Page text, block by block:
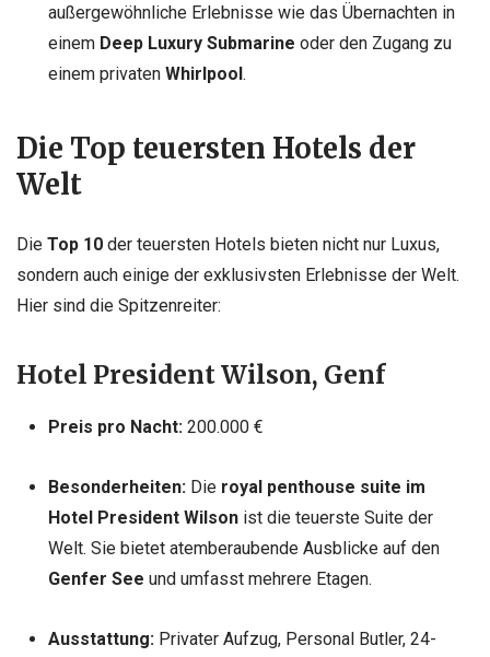
außergewöhnliche Erlebnisse wie das Übernachten in
einem Deep Luxury Submarine oder den Zugang zu
einem privaten Whirlpool.
Die Top teuersten Hotels der
Welt
Die Top 10 der teuersten Hotels bieten nicht nur Luxus,
sondern auch einige der exklusivsten Erlebnisse der Welt.
Hier sind die Spitzenreiter:
Hotel President Wilson, Genf
Preis pro Nacht:200.000 €
Besonderheiten:Die royal penthouse suite im
Hotel President Wilsonist die teuerste Suite der
Welt. Sie bietet atemberaubende Ausblicke auf den
Genfer See und umfasst mehrere Etagen.
Ausstattung:Privater Aufzug, Personal Butler, 24-